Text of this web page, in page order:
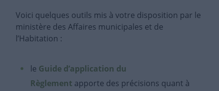
Voici quelques outils mis à votre disposition par le
ministère des Affaires municipales et de
l’Habitation :
le Guide d’application du
Règlement apporte des précisions quant à